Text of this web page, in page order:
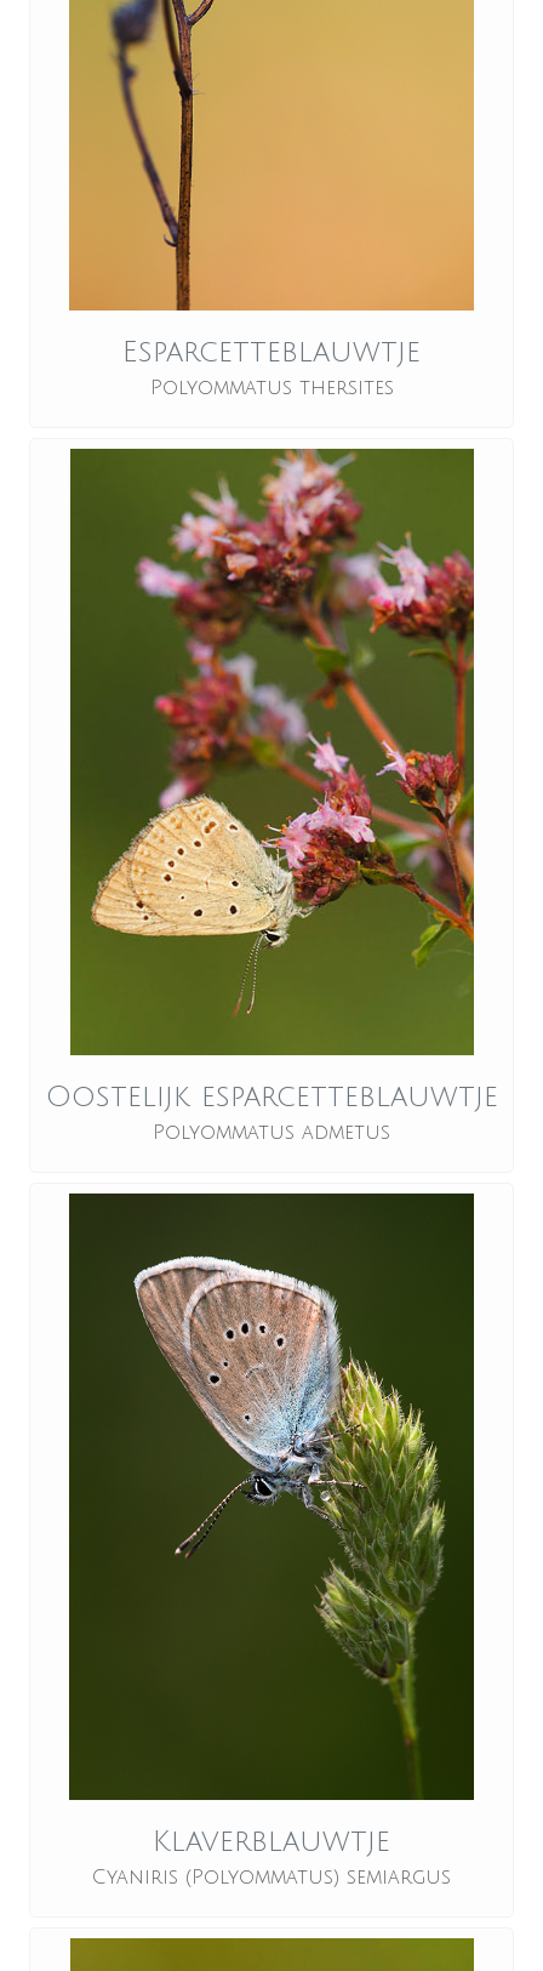
Esparcetteblauwtje
Polyommatus thersites
Oostelijk esparcetteblauwtje
Polyommatus admetus
Klaverblauwtje
Cyaniris (Polyommatus) semiargus